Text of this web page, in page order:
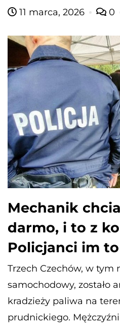
11 marca, 2026 0
Mechanik
darmo, i to z
Policjanci im
Trzech Czechów, w tym
samochodowy, zostało
kradzieży paliwa na
prudnickiego.